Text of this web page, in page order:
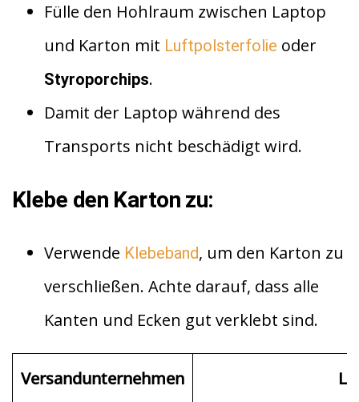
Fülle den Hohlraum zwischen Laptop
und Karton mit Luftpolsterfolie oder
Styroporchips.
Damit der Laptop während des
Transports nicht beschädigt wird.
Klebe den Karton zu:
Verwende Klebeband, um den Karton zu
verschließen. Achte darauf, dass alle
Kanten und Ecken gut verklebt sind.
Versandunternehmen